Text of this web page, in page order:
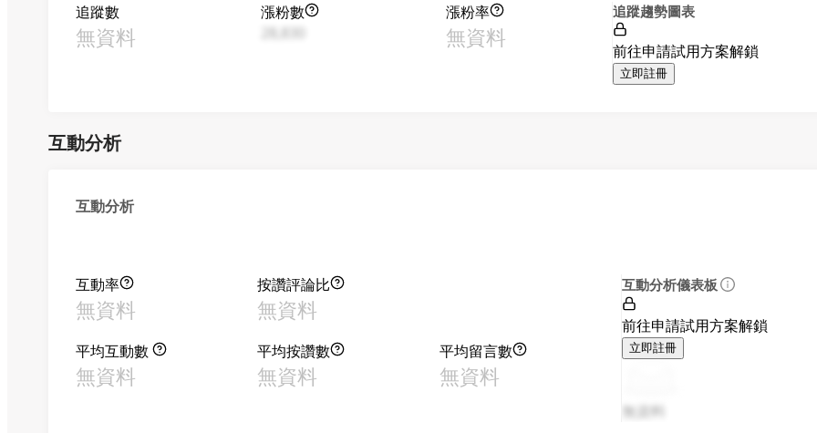
追蹤數
無資料
漲粉數
漲粉率
無資料
追蹤趨勢圖表
前往申請試用方案解鎖
立即註冊
互動分析
互動分析
互動率
無資料
按讚評論比
無資料
平均互動數
無資料
平均按讚數
無資料
平均留言數
無資料
互動分析儀表板
前往申請試用方案解鎖
立即註冊
無資料